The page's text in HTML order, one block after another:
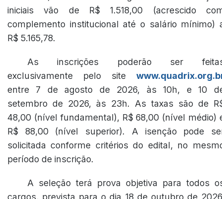
iniciais vão de R$ 1.518,00 (acrescido
complemento institucional até o salário mínimo)
R$ 5.165,78.
As inscrições poderão ser
exclusivamente pelo site
entre 7 de agosto de 2026, às 10h, e 10
setembro de 2026, às 23h. As taxas são de
48,00 (nível fundamental), R$ 68,00 (nível médio)
R$ 88,00 (nível superior). A isenção pode
solicitada conforme critérios do edital, no
período de inscrição.
A seleção terá prova objetiva para todos
cargos, prevista para o dia 18 de outubro de